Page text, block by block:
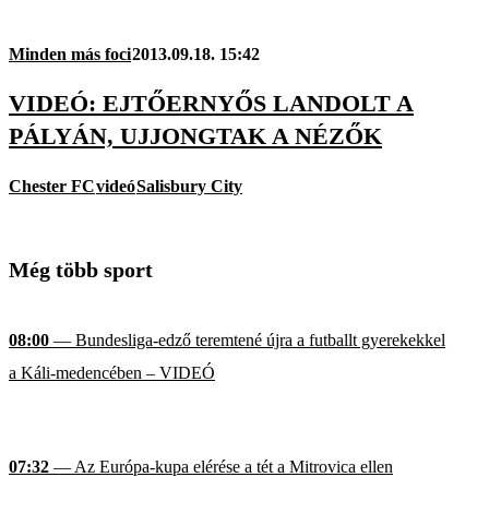
Minden más foci2013.09.18. 15:42
VIDEÓ: EJTŐERNYŐS LANDOLT A
PÁLYÁN, UJJONGTAK A NÉZŐK
Chester FCvideóSalisbury City
Még több sport
08:00 — Bundesliga-edző teremtené újra a futballt gyerekekkel
a Káli-medencében – VIDEÓ
07:32 — Az Európa-kupa elérése a tét a Mitrovica ellen